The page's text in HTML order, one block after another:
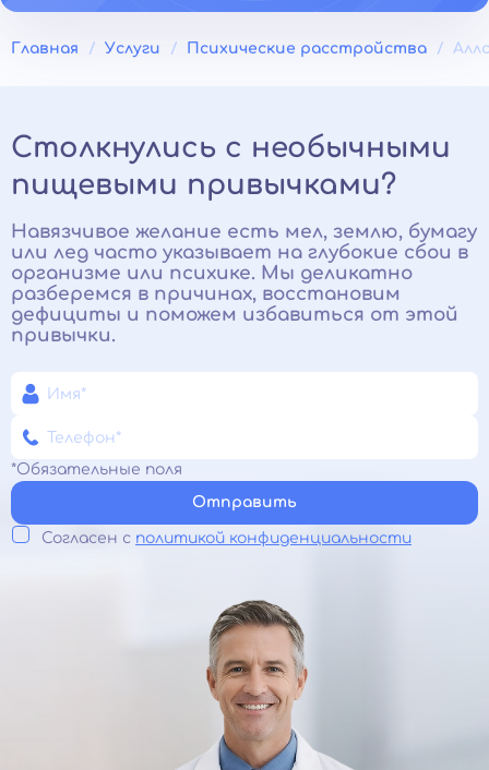
Главная Услуги Психические расстройства
Столкнулись с необычными
пищевыми привычками?
Навязчивое желание есть мел, землю, бумагу
или лед часто указывает на глубокие сбои в
организме или психике. Мы деликатно
разберемся в причинах, восстановим
дефициты и поможем избавиться от этой
привычки.
*Обязательные поля
Отправить
Согласен с политикой конфиденциальности